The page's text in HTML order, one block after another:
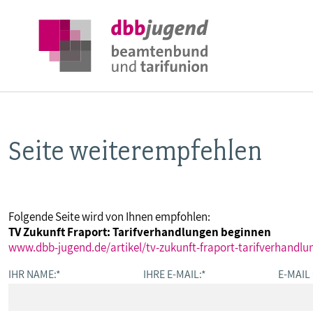
ÜBER DIE DBB JUGEND
AUSBILDUNGSINFORMATIONEN
Seite weiterempfehlen
Folgende Seite wird von Ihnen empfohlen:
TV Zukunft Fraport: Tarifverhandlungen beginnen
www.dbb-jugend.de/artikel/tv-zukunft-fraport-
IHR NAME:* IHRE E-MAIL:* E-MAIL